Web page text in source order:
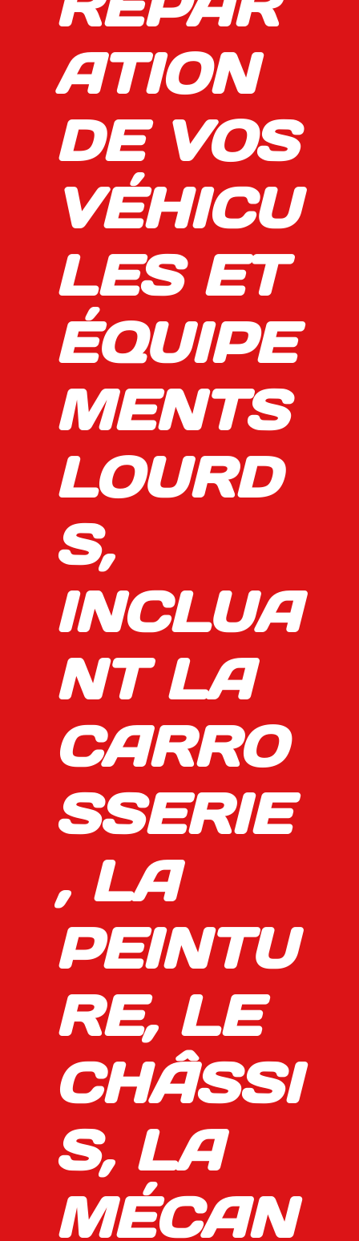
ATION
DE VOS
VÉHICU
LES ET
ÉQUIPE
MENTS
LOURD
S,
INCLUA
NT LA
CARRO
SSERIE
, LA
PEINTU
RE, LE
CHÂSSI
S, LA
MÉCAN